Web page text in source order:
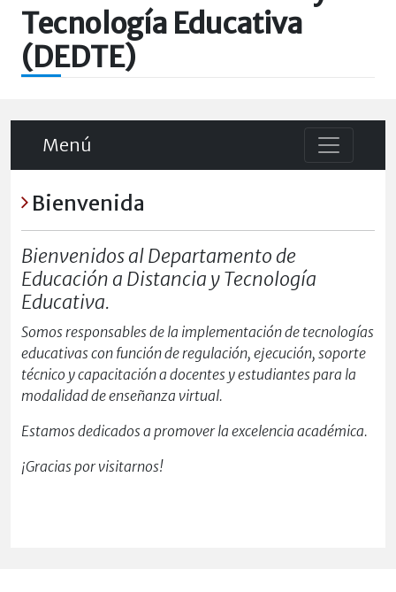
Tecnología Educativa
(DEDTE)
Menú
Bienvenida
Bienvenidos al Departamento de
Educación a Distancia y Tecnología
Educativa.
Somos responsables de la implementación de tecnologías
educativas con función de regulación, ejecución, soporte
técnico y capacitación a docentes y estudiantes para la
modalidad de enseñanza virtual.
Estamos dedicados a promover la excelencia académica.
¡Gracias por visitarnos!